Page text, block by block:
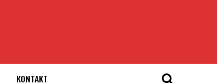
KONTAKT